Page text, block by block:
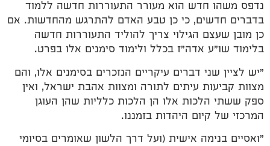
נדפס משהו חדש הוא מעורר התעוררות חדשה ללמוד
בדברים חדשים, כי כן טבע האדם להתרגש מהחדשות. אם
כן מובן שעצם הגילוי צריך להוליד התעוררות חדשה
בלימוד שו"ע אדה"ז בכלל ולימוד סימנים אלו בפרט.
"יש לציין שני דברים עיקריים הנזכרים בסימנים אלו, והם
מצוות קביעות עיתים לתורה ומצוות אהבת ישראל, ואין
ספק ששתי הלכות אלו הן הלכות כלליות שהן העוגן
המרכזי של קיום היהדות בזמננו.
"ואסיים בנימה אישית (ועל דרך הלשון שאומרים בסיומי